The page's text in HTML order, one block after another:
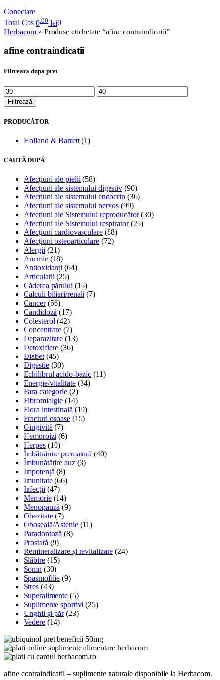
Conectare
Total Cos 0 .00 lei0
Herbacom » Produse etichetate “afine contraindicatii”
afine contraindicatii
Filtreaza dupa pret
Filtrează
PRODUCĂTOR
Holland & Barrett (1)
CAUTĂ DUPĂ
Afecțiuni ale pielii (58)
Afecțiuni ale sistemului digestiv (90)
Afecțiuni ale sistemului endocrin (36)
Afecțiuni ale sistemului nervos (99)
Afecțiuni ale Sistemului reproducător (30)
Afecțiuni ale Sistemului respirator (26)
Afecțiuni cardiovasculare (88)
Afecțiuni osteoarticulare (72)
Alergii (21)
Anemie (18)
Antioxidanți (64)
Articulații (25)
Căderea părului (16)
Calculi biliari/renali (7)
Cancer (56)
Candidoză (17)
Colesterol (42)
Concentrare (7)
Deparazitare (13)
Detoxifiere (36)
Diabet (45)
Digestie (30)
Echilibrul acido-bazic (11)
Energie/vitalitate (34)
Fara categorie (2)
Fibromialgie (14)
Flora intestinală (10)
Fracturi osoase (15)
Gingivită (7)
Hemoroizi (6)
Herpes (10)
Îmbătrânire prematură (40)
Îmbunătățire auz (3)
Impotență (8)
Imunitate (66)
Infecții (47)
Memorie (14)
Menopauză (9)
Obezitate (7)
Oboseală/Astenie (11)
Paradontoză (8)
Prostată (9)
Remineralizare și revitalizare (24)
Slăbire (15)
Somn (30)
Spasmofilie (9)
Stres (43)
Superalimente (5)
Suplimente sportivi (25)
Unghii și păr (23)
Vedere (14)
afine contraindicatii – suplimente naturale disponibile la Herbacom.